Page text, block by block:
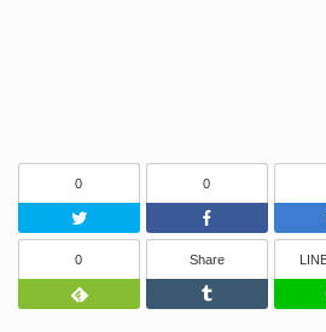
0
Twitter
0
0
Feedly
Share